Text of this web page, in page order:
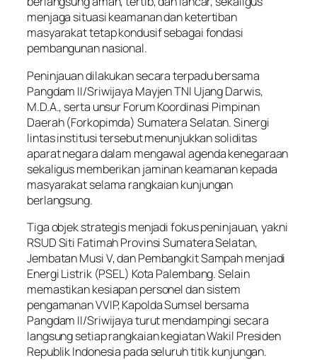
menjaga situasi keamanan dan ketertiban
masyarakat tetap kondusif sebagai fondasi
pembangunan nasional.
Peninjauan dilakukan secara terpadu bersama
Pangdam II/Sriwijaya Mayjen TNI Ujang Darwis,
M.D.A., serta unsur Forum Koordinasi Pimpinan
Daerah (Forkopimda) Sumatera Selatan. Sinergi
lintas institusi tersebut menunjukkan soliditas
aparat negara dalam mengawal agenda kenegaraan
sekaligus memberikan jaminan keamanan kepada
masyarakat selama rangkaian kunjungan
berlangsung.
Tiga objek strategis menjadi fokus peninjauan, yakni
RSUD Siti Fatimah Provinsi Sumatera Selatan,
Jembatan Musi V, dan Pembangkit Sampah menjadi
Energi Listrik (PSEL) Kota Palembang. Selain
memastikan kesiapan personel dan sistem
pengamanan VVIP, Kapolda Sumsel bersama
Pangdam II/Sriwijaya turut mendampingi secara
langsung setiap rangkaian kegiatan Wakil Presiden
Republik Indonesia pada seluruh titik kunjungan.